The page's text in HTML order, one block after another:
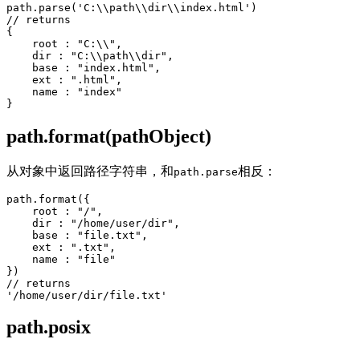
path.parse('C:\\path\\dir\\index.html')
// returns
{
    root : "C:\\",
    dir : "C:\\path\\dir",
    base : "index.html",
    ext : ".html",
    name : "index"
path.format(pathObject)
从对象中返回路径字符串，和path.parse相反：
path.format({
    root : "/",
    dir : "/home/user/dir",
    base : "file.txt",
    ext : ".txt",
    name : "file"
})
// returns
path.posix